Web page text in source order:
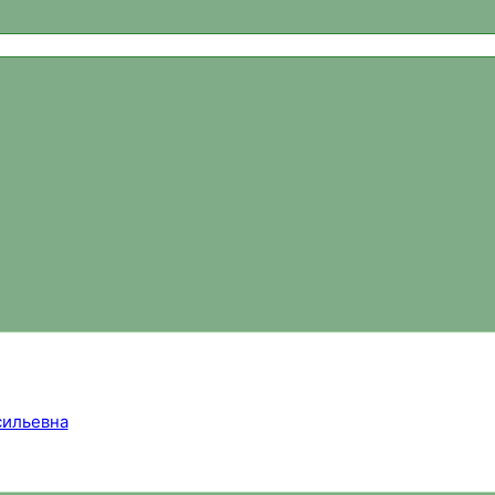
новости спортивного ориентирования, официальный